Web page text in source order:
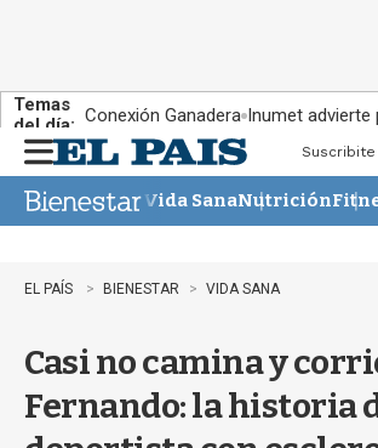
Temas
del día: Conexión Ganadera Inumet
n
u
Suscribite
Vida SanaNutrición
EL PAÍS BIENESTAR VIDA SANA
Casi no camina y
Fernando: la historia